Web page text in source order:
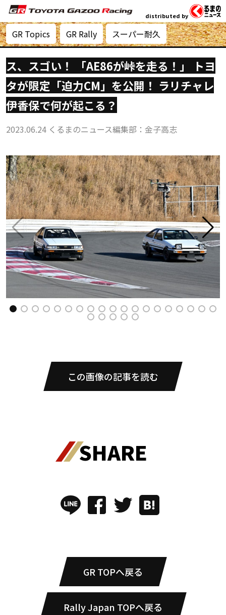
distributed by
GR Topics GR Rally スーパー耐久
ス、スゴい！ 「AE86が峠を走る！」 トヨ
タが限定「迫力CM」を公開！ ラリチャレ
伊香保で何が起こる？
2023.06.24 くるまのニュース編集部：金子高志
この画像の記事を読む
SHARE
GR TOPへ戻る
Rally Japan TOPへ戻る